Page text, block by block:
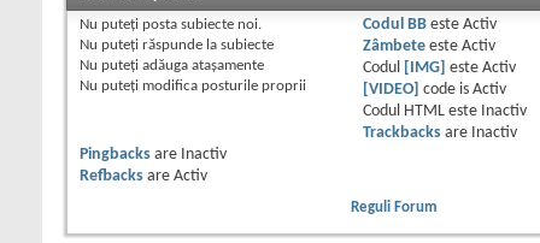
Nu puteţi posta subiecte noi.
Nu puteţi răspunde la subiecte
Nu puteţi adăuga ataşamente
Nu puteţi modifica posturile proprii
Codul BBeste Activ
Zâmbeteeste Activ
Codul
[IMG] este Activ
[VIDEO]
code is Activ
Codul HTML este
Inactiv
Trackbacksare
Inactiv
Pingbacks are
Inactiv
Refbacks are Activ
Reguli Forum